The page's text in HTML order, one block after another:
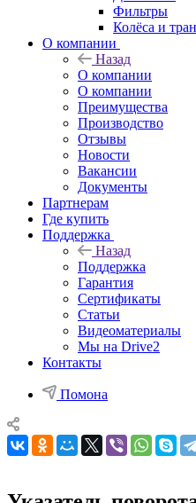
Фильтры
Колёса и
О компании
Назад
О компании
О компании
Преимущества
Производство
Отзывы
Новости
Вакансии
Документы
Партнерам
Где купить
Поддержка
Назад
Поддержка
Гарантия
Сертификаты
Статьи
Видеоматериалы
Мы на Drive2
Контакты
Помона